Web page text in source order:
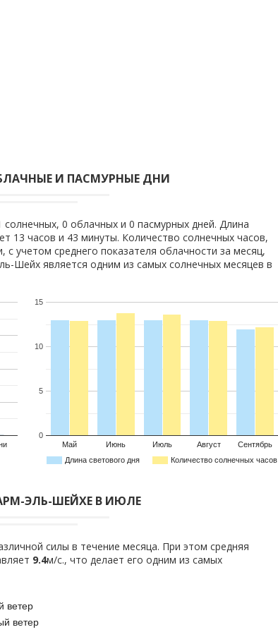
И ПАСМУРНЫЕ ДНИ
0 облачных и 0 пасмурных дней. Длина
13 часов и 43 минуты. Количество солнечных часов,
с учетом среднего показателя облачности за месяц,
Шейх является одним из самых солнечных месяцев в
Длина светового дня Количество солнечных часов
Май Июнь Июль Август Сентябрь
0
5
10
15
ЭЛЬ-ШЕЙХЕ В ИЮЛЕ
силы в течение месяца. При этом средняя
9.4м/с., что делает его одним из самых
ветер
ветер